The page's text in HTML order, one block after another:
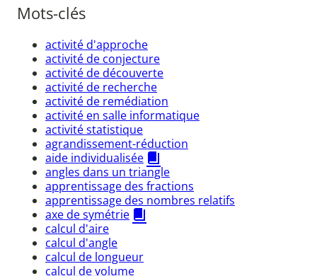
Mots-clés
activité d'approche
activité de conjecture
activité de découverte
activité de recherche
activité de remédiation
activité en salle informatique
activité statistique
agrandissement-réduction
aide individualisée
angles dans un triangle
apprentissage des fractions
apprentissage des nombres relatifs
axe de symétrie
calcul d'aire
calcul d'angle
calcul de longueur
calcul de volume